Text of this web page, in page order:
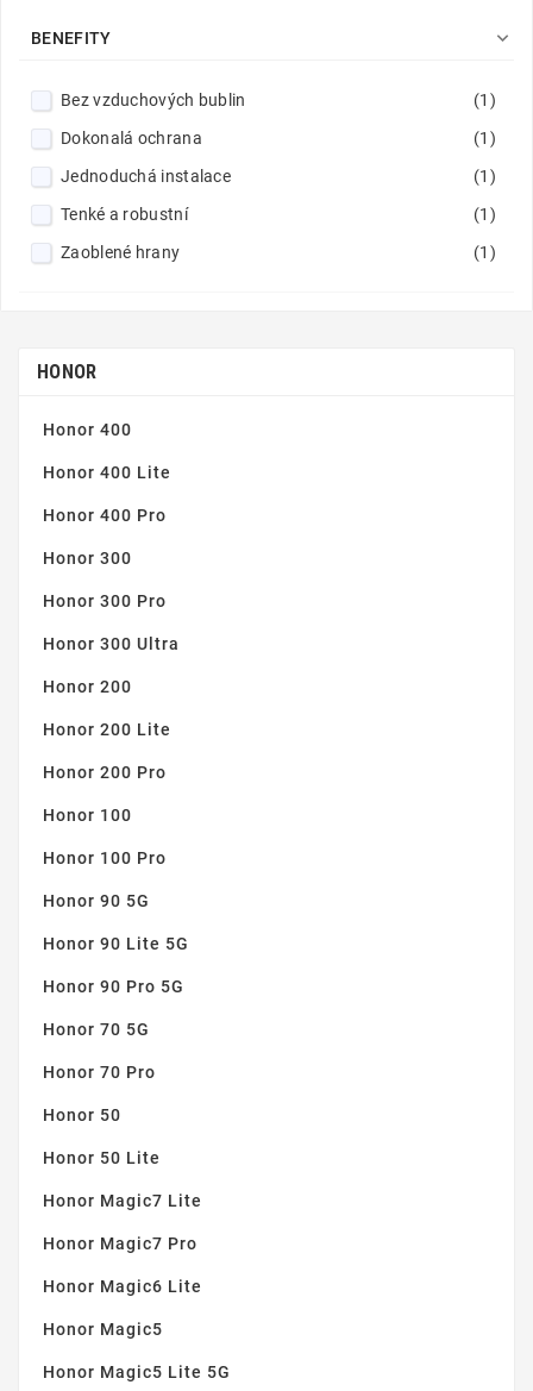
BENEFITY 
Bez vzduchových bublin
(1)
Dokonalá ochrana
(1)
Jednoduchá instalace
(1)
Tenké a robustní
(1)
Zaoblené hrany
(1)
HONOR
Honor 400
Honor 400 Lite
Honor 400 Pro
Honor 300
Honor 300 Pro
Honor 300 Ultra
Honor 200
Honor 200 Lite
Honor 200 Pro
Honor 100
Honor 100 Pro
Honor 90 5G
Honor 90 Lite 5G
Honor 90 Pro 5G
Honor 70 5G
Honor 70 Pro
Honor 50
Honor 50 Lite
Honor Magic7 Lite
Honor Magic7 Pro
Honor Magic6 Lite
Honor Magic5
Honor Magic5 Lite 5G